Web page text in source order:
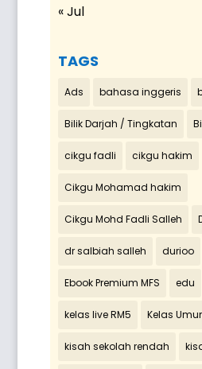
« Jul
TAGS
Ads bahasa inggeris
Bilik Darjah / Tingkatan
cikgu fadli cikgu hakim
Cikgu Mohamad hakim
Cikgu Mohd Fadli Salleh
dr salbiah salleh durioo
Ebook Premium MFS edu
kelas live RM5 Kelas
kisah sekolah rendah